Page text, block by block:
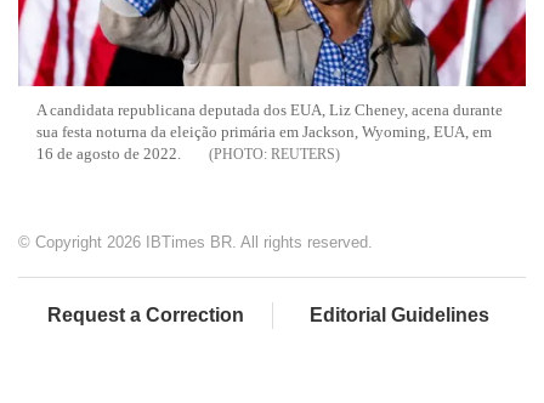
A candidata republicana deputada dos EUA, Liz Cheney, acena durante
sua festa noturna da eleição primária em Jackson, Wyoming, EUA, em
16 de agosto de 2022.
REUTERS
© Copyright 2026 IBTimes BR. All rights reserved.
Request a Correction Editorial Guidelines